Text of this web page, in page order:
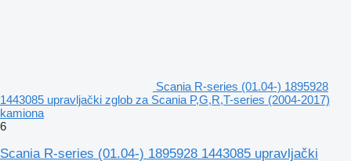
Scania R-series (01.04-) 1895928
1443085 upravljački zglob za Scania P,G,R,T-series (2004-2017)
kamiona
6
Scania R-series (01.04-) 1895928 1443085 upravljački